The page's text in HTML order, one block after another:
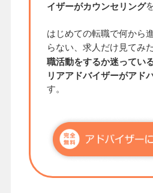
イザーがカウンセリング
はじめての転職で何から
らない、求人だけ見てみ
職活動をするか迷ってい
リアアドバイザーがアド
す。